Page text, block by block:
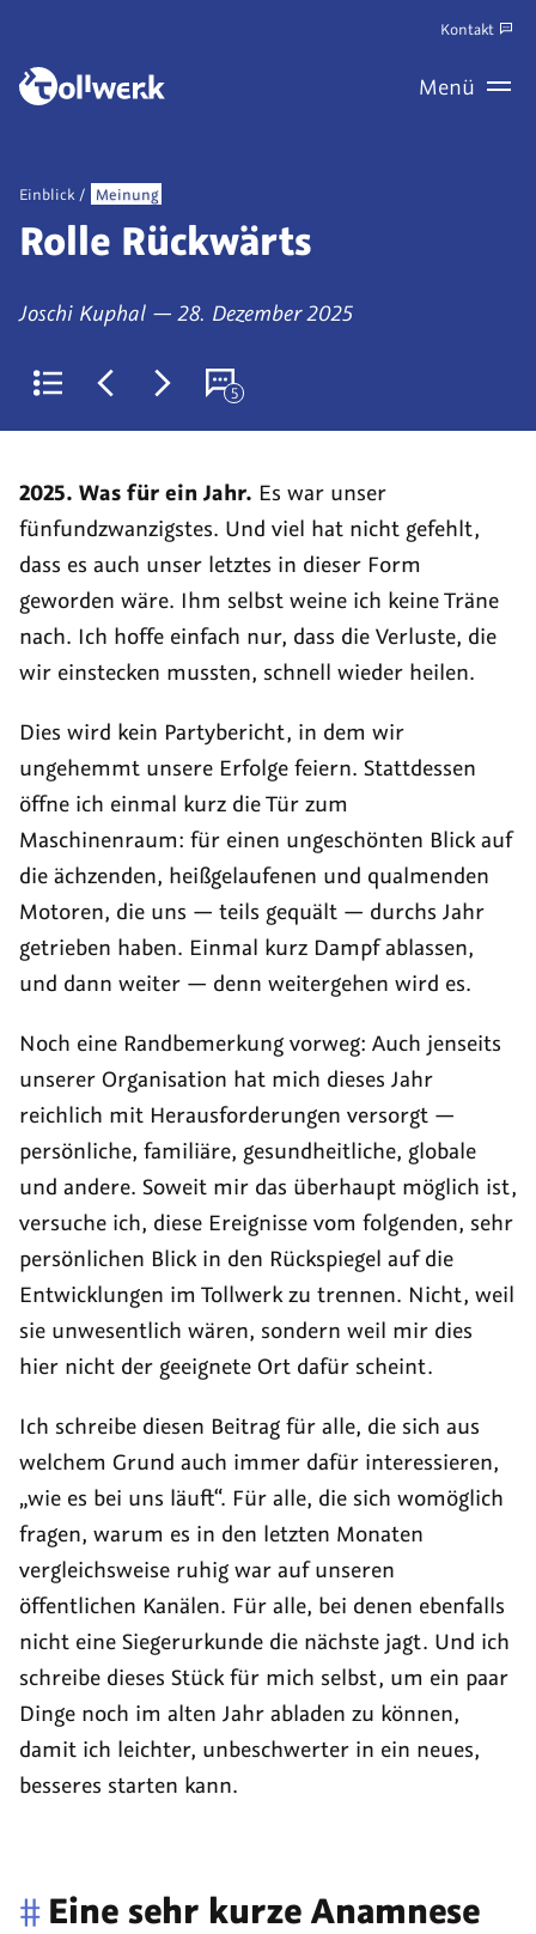
Zum
Menü
Kontakt
Rolle Rückwärts
Veröffentlicht
Einblick Meinung
von
Joschi Kuphal —am
28. Dezember 2025
Zurück
zur
Jüngerer
Artikel:
Consumers
—
Disempowering
Overlays?
Älterer
Artikel:
Technik
ist
das
neue
Plastik
Kommentare
(derzeit
5
2025. Was für ein Jahr. Es war unser
fünfundzwanzigstes. Und viel hat nicht gefehlt,
dass es auch unser letztes in dieser Form
geworden wäre. Ihm selbst weine ich keine Träne
nach. Ich hoffe einfach nur, dass die Verluste, die
wir einstecken mussten, schnell wieder heilen.
Dies wird kein Partybericht, in dem wir
ungehemmt unsere Erfolge feiern. Stattdessen
öffne ich einmal kurz die Tür zum
Maschinenraum: für einen ungeschönten Blick auf
die ächzenden, heißgelaufenen und qualmenden
Motoren, die uns — teils gequält — durchs Jahr
getrieben haben. Einmal kurz Dampf ablassen,
und dann weiter — denn weitergehen wird es.
Noch eine Randbemerkung vorweg: Auch jenseits
unserer Organisation hat mich dieses Jahr
reichlich mit Herausforderungen versorgt —
persönliche, familiäre, gesundheitliche, globale
und andere. Soweit mir das überhaupt möglich ist,
versuche ich, diese Ereignisse vom folgenden, sehr
persönlichen Blick in den Rückspiegel auf die
Entwicklungen im Tollwerk zu trennen. Nicht, weil
sie unwesentlich wären, sondern weil mir dies
hier nicht der geeignete Ort dafür scheint.
Ich schreibe diesen Beitrag für alle, die sich aus
welchem Grund auch immer dafür interessieren,
„wie es bei uns läuft“. Für alle, die sich womöglich
fragen, warum es in den letzten Monaten
vergleichsweise ruhig war auf unseren
öffentlichen Kanälen. Für alle, bei denen ebenfalls
nicht eine Siegerurkunde die nächste jagt. Und ich
schreibe dieses Stück für mich selbst, um ein paar
Dinge noch im alten Jahr abladen zu können,
damit ich leichter, unbeschwerter in ein neues,
besseres starten kann.
# Eine sehr kurze Anamnese